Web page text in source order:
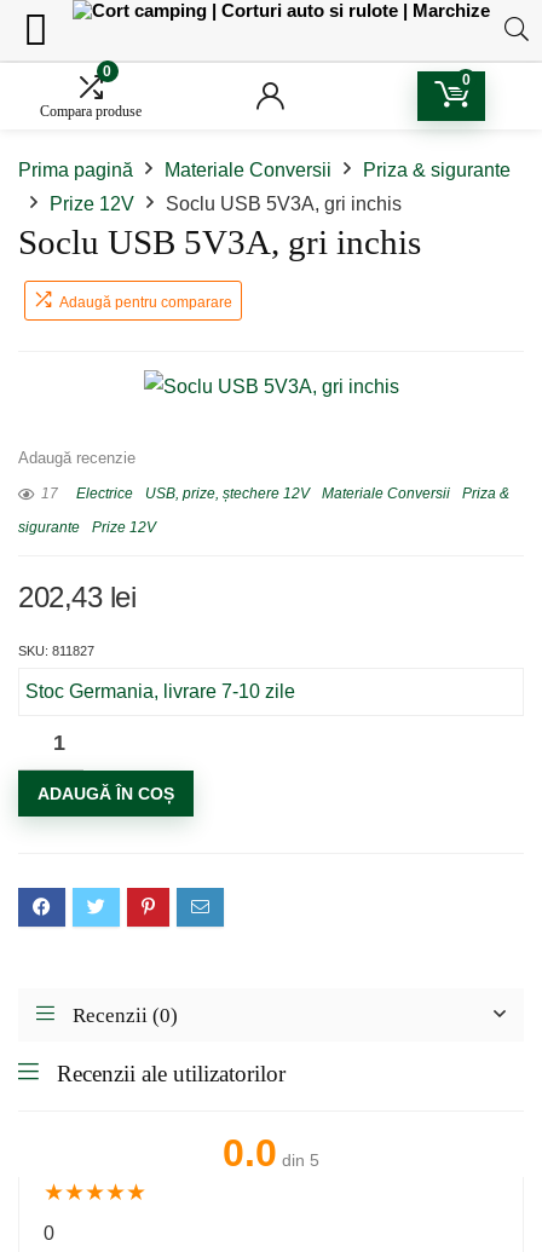
0
Compara produse
0
Prima pagină Materiale Conversii
Priza & sigurante
Prize 12V
Soclu USB 5V3A, gri inchis
Soclu USB 5V3A, gri inchis
Adaugă pentru comparare
Adaugă recenzie
17 Electrice USB, prize, ștechere 12V Materiale Conversii
Priza &
sigurante
Prize 12V
202,43 lei
SKU: 811827
Stoc Germania, livrare 7-10 zile
Cantitate
Soclu
USB
inchis
ADAUGĂ ÎN COȘ
Recenzii (0)
Recenzii ale utilizatorilor
0.0 din 5
★★★★★
0